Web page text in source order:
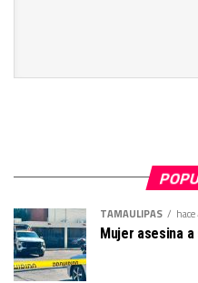
TAMAULIPAS
Mujer asesina